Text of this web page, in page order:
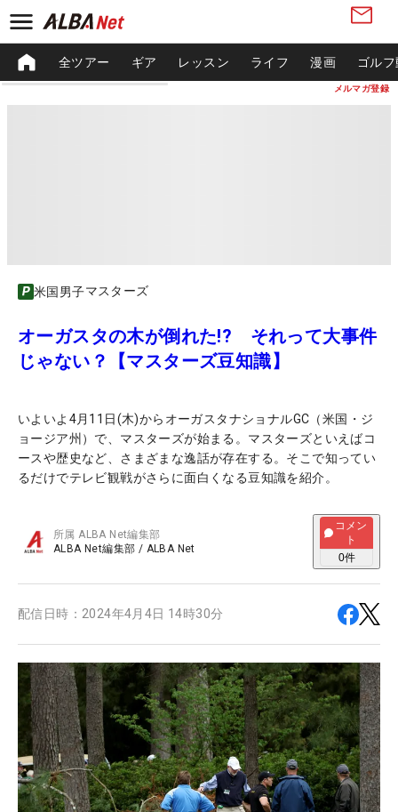
メルマガ登録
全ツアー ギア レッスン ライフ 漫画 ゴル
米国男子マスターズ
オーガスタの木が倒れた!? それって大事件
じゃない？【マスターズ豆知識】
いよいよ4月11日(木)からオーガスタナショナルGC（米国・ジ
ョージア州）で、マスターズが始まる。マスターズといえばコ
ースや歴史など、さまざまな逸話が存在する。そこで知ってい
るだけでテレビ観戦がさらに面白くなる豆知識を紹介。
所属ALBA Net編集部
ALBA Net編集部 / ALBA Net
コメン
ト
0件
配信日時： 2024年4月4日 14時30分